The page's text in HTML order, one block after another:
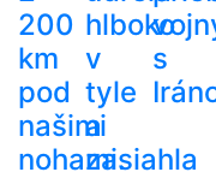
200
km
pod
našimi
nohami.
hlboko
v
tyle
a
zasiahla
s